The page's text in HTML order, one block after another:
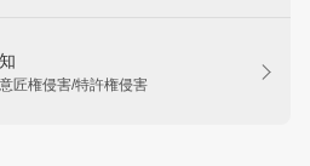
匠権侵害/特許権侵害